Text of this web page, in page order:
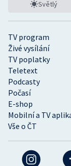
TV program
Živé vysílání
TV poplatky
Teletext
Podcasty
Počasí
E-shop
Mobilní a TV
Vše o ČT
Světlý